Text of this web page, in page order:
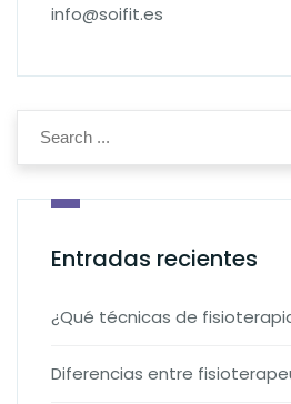
info@soifit.es
Entradas recientes
¿Qué técnicas de
Diferencias entre